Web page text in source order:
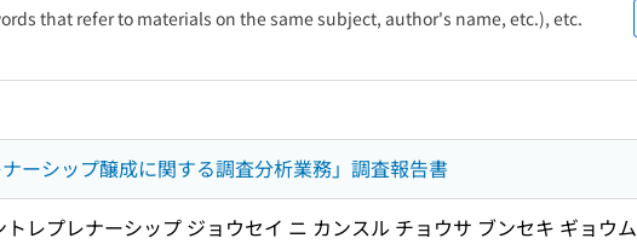
that refer to materials on the same subject, author's name, etc.), etc.
ーシップ醸成に関する調査分析業務」調査報告書
トレプレナーシップ ジョウセイ ニ カンスル チョウサ ブンセキ ギョウ